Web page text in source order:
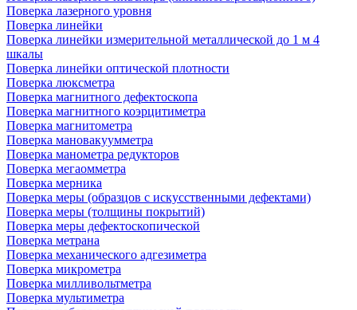
Поверка лазерного уровня
Поверка линейки
Поверка линейки измерительной металлической до 1 м 4
шкалы
Поверка линейки оптической плотности
Поверка люксметра
Поверка магнитного дефектоскопа
Поверка магнитного коэрцитиметра
Поверка магнитометра
Поверка мановакуумметра
Поверка манометра редукторов
Поверка мегаомметра
Поверка мерника
Поверка меры (образцов с искусственными дефектами)
Поверка меры (толщины покрытий)
Поверка меры дефектоскопической
Поверка метрана
Поверка механического адгезиметра
Поверка микрометра
Поверка милливольтметра
Поверка мультиметра